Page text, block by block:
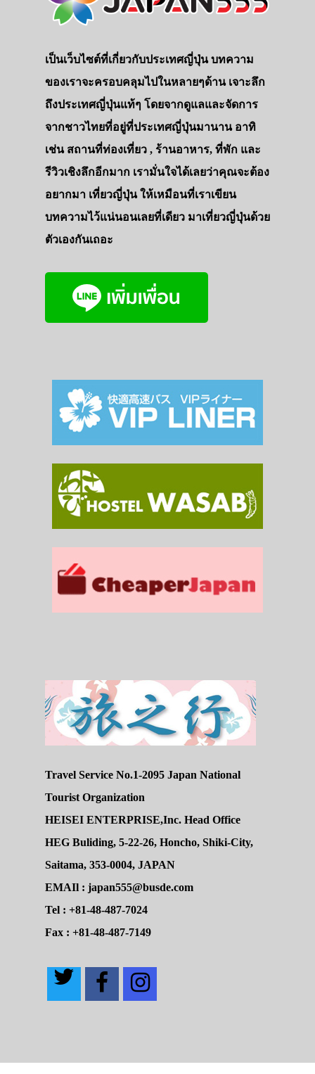
เป็นเว็บไซต์ที่เกี่ยวกับประเทศญี่ปุ่น บทความ
ของเราจะครอบคลุมไปในหลายๆด้าน เจาะลึก
ถึงประเทศญี่ปุ่นแท้ๆ โดยจากดูแลและจัดการ
จากชาวไทยที่อยู่ที่ประเทศญี่ปุ่นมานาน อาทิ
เช่น สถานที่ท่องเที่ยว , ร้านอาหาร, ที่พัก และ
รีวิวเชิงลึกอีกมาก เรามั่นใจได้เลยว่าคุณจะต้อง
อยากมา เที่ยวญี่ปุ่น ให้เหมือนที่เราเขียน
บทความไว้แน่นอนเลยที่เดียว มาเที่ยวญี่ปุ่นด้วย
ตัวเองกันเถอะ
Travel Service No.1-2095 Japan National
Tourist Organization
HEISEI ENTERPRISE,Inc. Head Office
HEG Buliding, 5-22-26, Honcho, Shiki-City,
Saitama, 353-0004, JAPAN
EMAIl : japan555@busde.com
Tel : +81-48-487-7024
Fax : +81-48-487-7149
ประเทศญี่ปุ่น
เอง
รถบัส
เดินทาง
ทัวร์
ที่พัก
สาระน่ารู้